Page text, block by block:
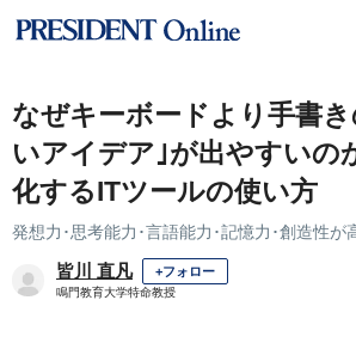
なぜキーボードより手書
いアイデア｣が出やすい
化するITツールの使い方
発想力･思考能力･言語能力･記憶力･創造性が
皆川 直凡 +フォロー
鳴門教育大学特命教授